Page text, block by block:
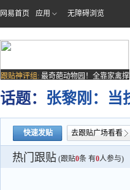
网易首页 应用 无障碍浏览
跟贴神评组: 最奇葩动物园！全靠家禽撑
场子
话题： 张黎刚：当
快速发贴 去跟贴广场看看
热门跟贴 (跟贴0条 有0人参与)